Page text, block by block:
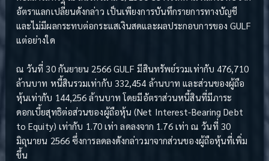
อัตราแลกเปลี่ยนดังกล่าว เป็นเพียงการบันทึกรายการทางบัญชี
และไม่มีผลกระทบต่อกระแสเงินสดและผลประกอบการของ GULF
แต่อย่างใด
ณ วันที่ 30 กันยายน 2566 GULF มีสินทรัพย์รวมเท่ากับ 476,710
ล้านบาท หนี้สินรวมเท่ากับ 332,454 ล้านบาท และส่วนของผู้ถือ
หุ้นเท่ากับ 144,256 ล้านบาท โดยมีอัตราส่วนหนี้สินที่มีภาระ
ดอกเบี้ยสุทธิต่อส่วนของผู้ถือหุ้น (Net Interest-Bearing Debt
to Equity) เท่ากับ 1.70 เท่า ลดลงจาก 1.76 เท่า ณ วันที่ 30
มิถุนายน 2566 ซึ่งการลดลงดังกล่าวมาจากส่วนของผู้ถือหุ้นที่เพิ่ม
ขึ้น